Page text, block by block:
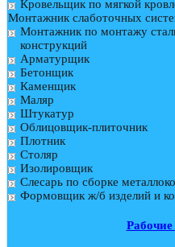
Кровельщик по мягкой
Монтажник слаботочных
Монтажник по монтажу
конструкций
Арматурщик
Бетонщик
Каменщик
Маляр
Штукатур
Облицовщик-плиточник
Плотник
Столяр
Изолировщик
Слесарь по сборке
Формовщик ж/б изделий и